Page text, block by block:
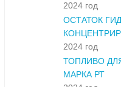
2024 год
ОСТАТОК
2024 год
ТОПЛИВО
МАРКА РТ